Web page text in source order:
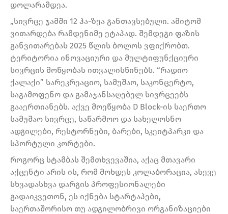
დოლარამდეა.
„სივრცე ჯამში 12 ჰა-ზეა განთავსებული. ამიტომ
ვითარდება რამდენიმე ეტაპად. შემდეგი ფაზის
განვითარებას 2025 წლის ბოლოს ვფიქრობთ.
ტერიტორია ინოვაციური და მულტიფუნქციური
სივრცის მოწყობას ითვალისწინებს. “რადიო
ქალაქი” სარეკრეაციო, სამუშაო, საკონცერტო,
საგამოფენო და გამაჯანსაღებელ სივრცეებს
გააერთიანებს. აქვე მოეწყობა D Block-ის საერთო
სამუშაო სივრცე, საწარმოო და სახელოსნო
ადგილები, რესტორნები, ბარები, სკეიტპარკი და
სპორტული კორტები.
როგორც სტამბას შემთხვევაშია, აქაც მთავარი
აქცენტი არის ის, რომ მოხდეს კოლაბორაცია, ასევე
სხვადასხვა დარგის პროფესიონალები
გადაიკვეთონ, ეს იქნება სტარტაპები,
საერთაშორისო თუ ადგილობრივი ორგანიზაციები